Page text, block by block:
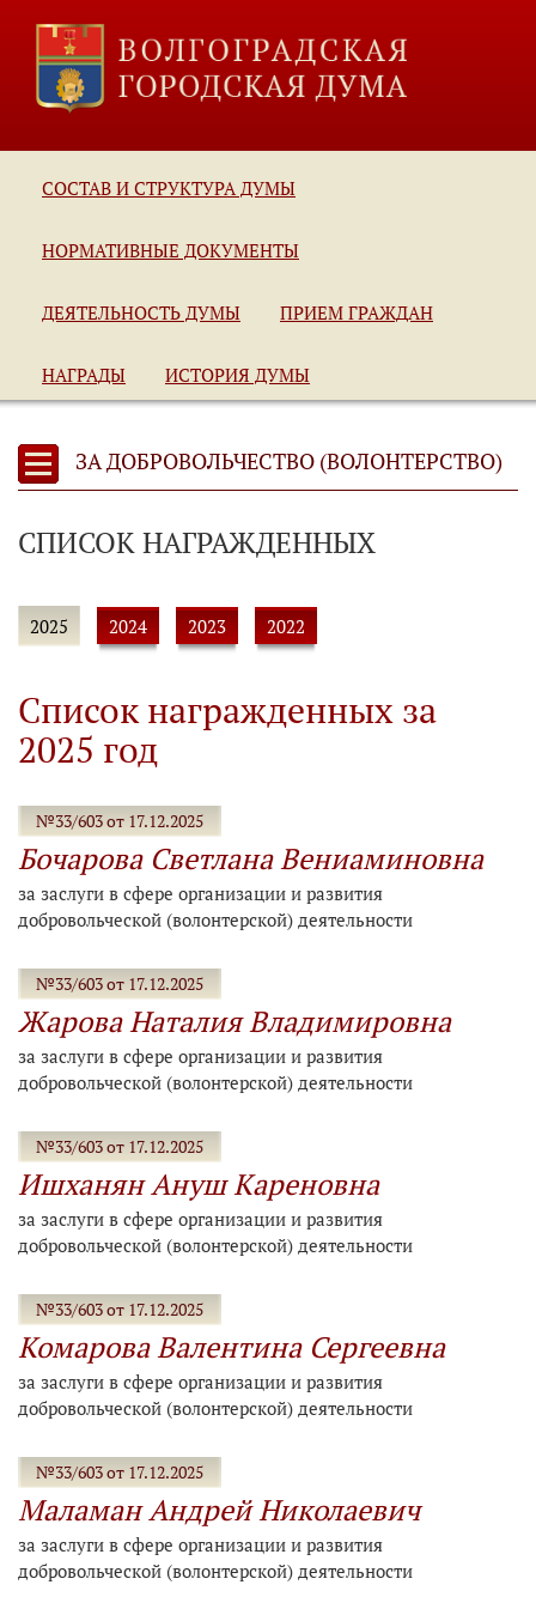
СОСТАВ И СТРУКТУРА ДУМЫ
НОРМАТИВНЫЕ ДОКУМЕНТЫ
ДЕЯТЕЛЬНОСТЬ ДУМЫ ПРИЕМ ГРАЖДАН
НАГРАДЫ ИСТОРИЯ ДУМЫ
ЗА ДОБРОВОЛЬЧЕСТВО (ВОЛОНТЕРСТВО)
СПИСОК НАГРАЖДЕННЫХ
2025 2024 2023 2022
Список награжденных за
2025 год
№33/603 от 17.12.2025
Бочарова Светлана Вениаминовна
за заслуги в сфере организации и развития
добровольческой (волонтерской) деятельности
№33/603 от 17.12.2025
Жарова Наталия Владимировна
за заслуги в сфере организации и развития
добровольческой (волонтерской) деятельности
№33/603 от 17.12.2025
Ишханян Ануш Кареновна
за заслуги в сфере организации и развития
добровольческой (волонтерской) деятельности
№33/603 от 17.12.2025
Комарова Валентина Сергеевна
за заслуги в сфере организации и развития
добровольческой (волонтерской) деятельности
№33/603 от 17.12.2025
Маламан Андрей Николаевич
за заслуги в сфере организации и развития
добровольческой (волонтерской) деятельности